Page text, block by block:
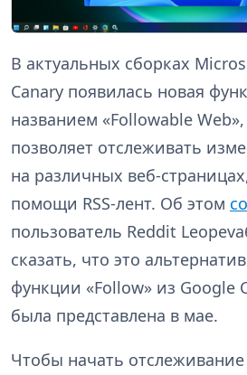
В актуальных сборках
Canary появилась новая
названием «Followable
позволяет отслеживать
на различных веб-
помощи RSS-лент. Об этом
пользователь Reddit
сказать, что это
функции «Follow» из Google
была представлена в мае.
Чтобы начать отслеживание